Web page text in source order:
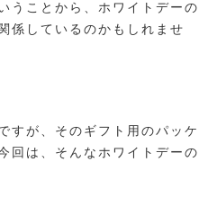
うことから、ホワイトデーの
係しているのかもしれませ
すが、そのギフト用のパッケ
回は、そんなホワイトデーの